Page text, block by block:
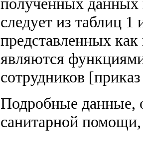
полученных данных
следует из таблиц
представленных
являются
сотрудников
Подробные данные,
санитарной помощи,